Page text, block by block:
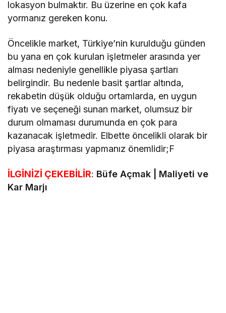
lokasyon bulmaktır. Bu üzerine en çok kafa
yormanız gereken konu.
Öncelikle market, Türkiye’nin kurulduğu günden
bu yana en çok kurulan işletmeler arasında yer
alması nedeniyle genellikle piyasa şartları
belirgindir. Bu nedenle basit şartlar altında,
rekabetin düşük olduğu ortamlarda, en uygun
fiyatı ve seçeneği sunan market, olumsuz bir
durum olmaması durumunda en çok para
kazanacak işletmedir. Elbette öncelikli olarak bir
piyasa araştırması yapmanız önemlidir;F
İLGİNİZİ ÇEKEBİLİR: Büfe Açmak | Maliyeti ve
Kar Marjı